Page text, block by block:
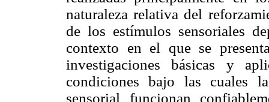
naturaleza relativa del
de los estímulos sensoriales
contexto en el que se
investigaciones básicas y
condiciones bajo las cuales
sensorial funcionan